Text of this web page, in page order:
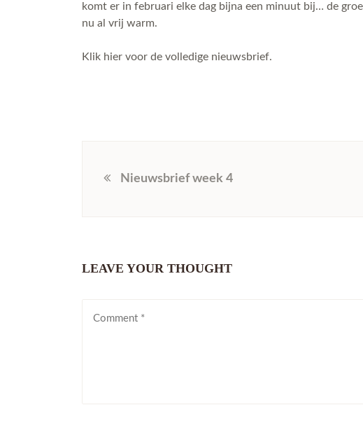
komt er in februari elke dag bijna een minuut bij… de
nu al vrij warm.
Klik hier voor de volledige nieuwsbrief.
Nieuwsbrief week 4
LEAVE YOUR THOUGHT